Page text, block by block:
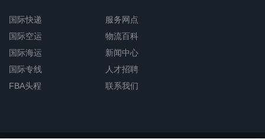
国际快递
国际空运
国际海运
国际专线
FBA头程
服务网点
物流百科
新闻中心
人才招聘
联系我们